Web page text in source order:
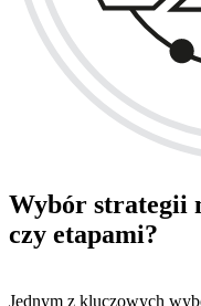
Wybór strategii
czy etapami?
Jednym z kluczowych